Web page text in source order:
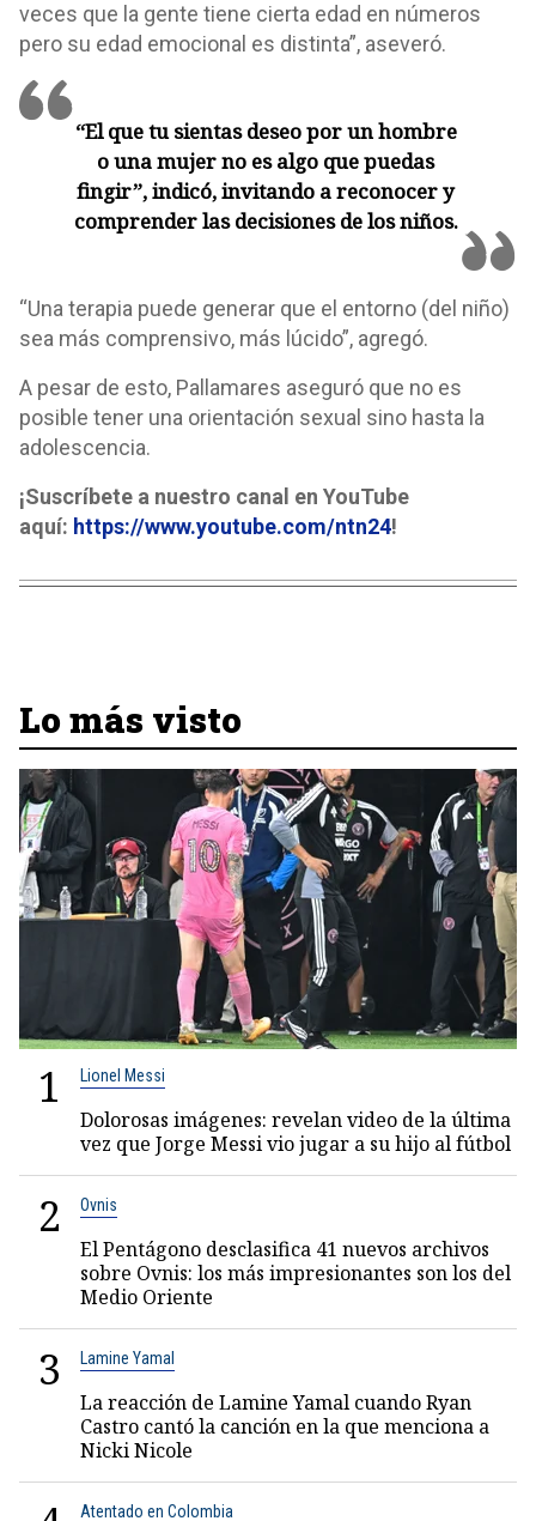
veces que la gente tiene cierta edad en números
pero su edad emocional es distinta”, aseveró.
“El que tu sientas deseo por un hombre
o una mujer no es algo que puedas
fingir”, indicó, invitando a reconocer y
comprender las decisiones de los niños.
“Una terapia puede generar que el entorno (del niño)
sea más comprensivo, más lúcido”, agregó.
A pesar de esto, Pallamares aseguró que no es
posible tener una orientación sexual sino hasta la
adolescencia.
¡Suscríbete a nuestro canal en YouTube
aquí: https://www.youtube.com/ntn24!
Lo más visto
1 Lionel Messi
Dolorosas imágenes: revelan video de la última
vez que Jorge Messi vio jugar a su hijo al fútbol
2 Ovnis
El Pentágono desclasifica 41 nuevos archivos
sobre Ovnis: los más impresionantes son los del
Medio Oriente
3 Lamine Yamal
La reacción de Lamine Yamal cuando Ryan
Castro cantó la canción en la que menciona a
Nicki Nicole
Atentado en Colombia